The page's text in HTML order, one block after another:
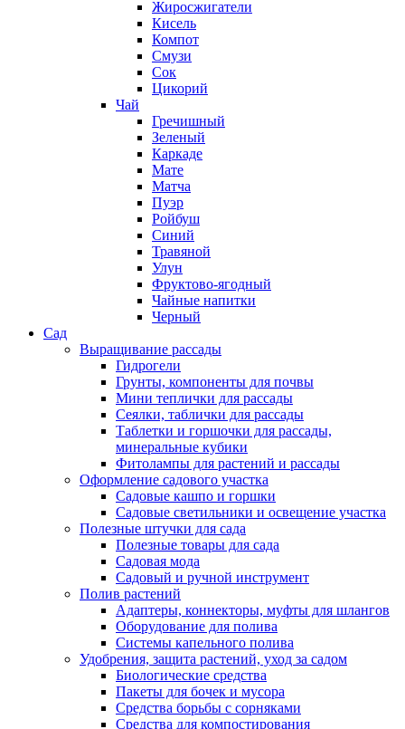
Жиросжигатели
Кисель
Компот
Смузи
Сок
Цикорий
Чай
Гречишный
Зеленый
Каркаде
Мате
Матча
Пуэр
Ройбуш
Синий
Травяной
Улун
Фруктово-ягодный
Чайные напитки
Черный
Сад
Выращивание рассады
Гидрогели
Грунты, компоненты для почвы
Мини теплички для рассады
Сеялки, таблички для рассады
Таблетки и горшочки для рассады,
минеральные кубики
Фитолампы для растений и рассады
Оформление садового участка
Садовые кашпо и горшки
Садовые светильники и освещение участка
Полезные штучки для сада
Полезные товары для сада
Садовая мода
Садовый и ручной инструмент
Полив растений
Адаптеры, коннекторы, муфты для шлангов
Оборудование для полива
Системы капельного полива
Удобрения, защита растений, уход за садом
Биологические средства
Пакеты для бочек и мусора
Средства борьбы с сорняками
Средства для компостирования